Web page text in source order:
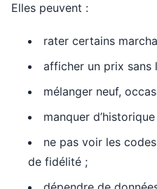
Elles peuvent :
rater certains
afficher un prix sans
mélanger neuf,
manquer
ne pas voir les
de fidélité ;